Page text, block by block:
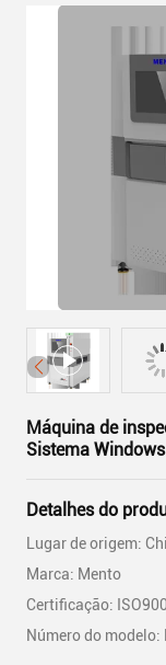
Máquina de
Sistema
Detalhes do
Lugar de origem:
Marca: Mento
Certificação:
Número do modelo: